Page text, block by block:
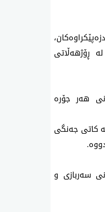
ڕۆژهەڵاتی
هەر جۆرە
کاتی جەنگی
سەربازی و